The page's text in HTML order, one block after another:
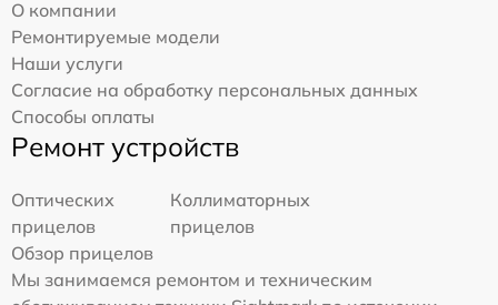
О компании
Ремонтируемые модели
Наши услуги
Согласие на обработку персональных данных
Способы оплаты
Ремонт устройств
Оптических
прицелов
Коллиматорных
прицелов
Обзор прицелов
Мы занимаемся ремонтом и техническим